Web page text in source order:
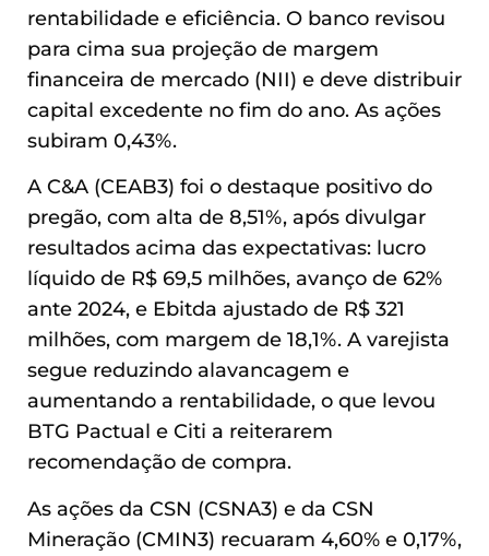
rentabilidade e eficiência. O banco revisou
para cima sua projeção de margem
financeira de mercado (NII) e deve distribuir
capital excedente no fim do ano. As ações
subiram 0,43%.
A C&A (CEAB3) foi o destaque positivo do
pregão, com alta de 8,51%, após divulgar
resultados acima das expectativas: lucro
líquido de R$ 69,5 milhões, avanço de 62%
ante 2024, e Ebitda ajustado de R$ 321
milhões, com margem de 18,1%. A varejista
segue reduzindo alavancagem e
aumentando a rentabilidade, o que levou
BTG Pactual e Citi a reiterarem
recomendação de compra.
As ações da CSN (CSNA3) e da CSN
Mineração (CMIN3) recuaram 4,60% e 0,17%,